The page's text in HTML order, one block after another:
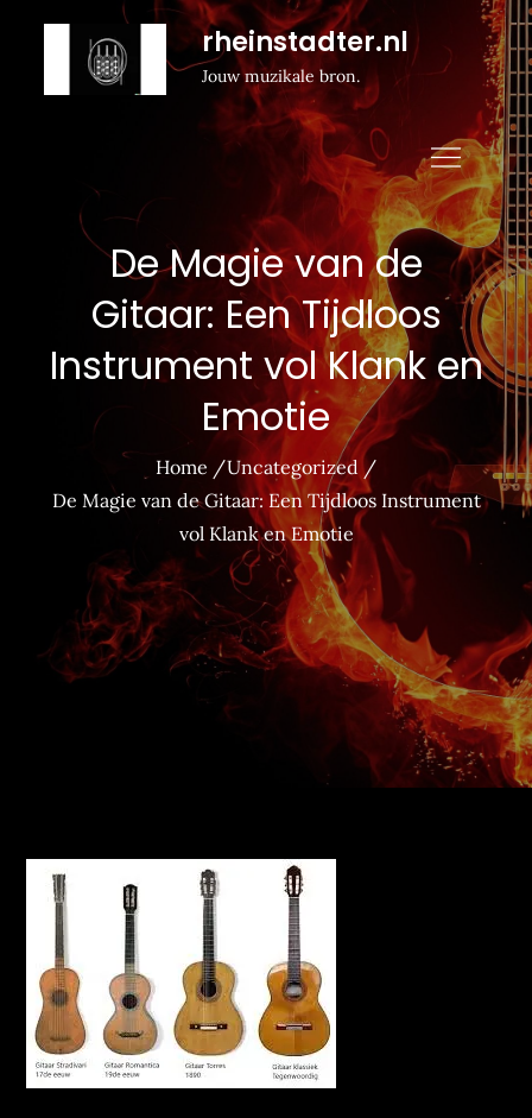
rheinstadter.nl
Jouw muzikale bron.
De Magie van de
Gitaar: Een Tijdloos
Instrument vol Klank en
Emotie
Home
Uncategorized
De Magie van de Gitaar: Een Tijdloos Instrument
vol Klank en Emotie